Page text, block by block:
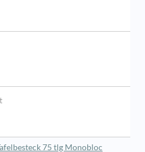
75 tlg Monobloc